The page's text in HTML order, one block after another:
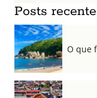
Posts
O que